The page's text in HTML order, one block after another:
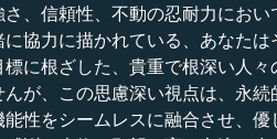
、信頼性、不動の忍耐力にお
協力に描かれている、あなた
に根ざした、貴重で根深い人
が、この思慮深い視点は、永
性をシームレスに融合させ、